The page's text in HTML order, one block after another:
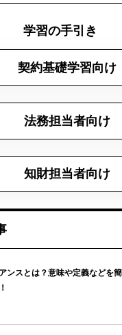
学習の手引き
契約基礎学習向け
法務担当者向け
知財担当者向け
ンスとは？意味や定義などを